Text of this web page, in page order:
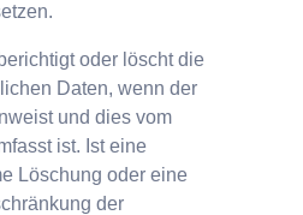
oder löscht die
Daten, wenn der
und dies vom
ist. Ist eine
Löschung oder eine
der